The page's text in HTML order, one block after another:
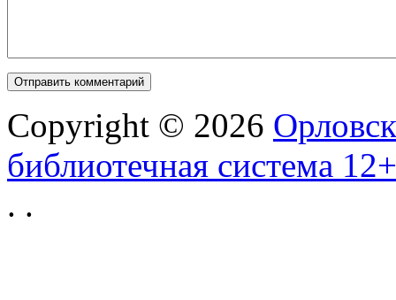
Copyright © 2026
библиотечная система 12+
. .